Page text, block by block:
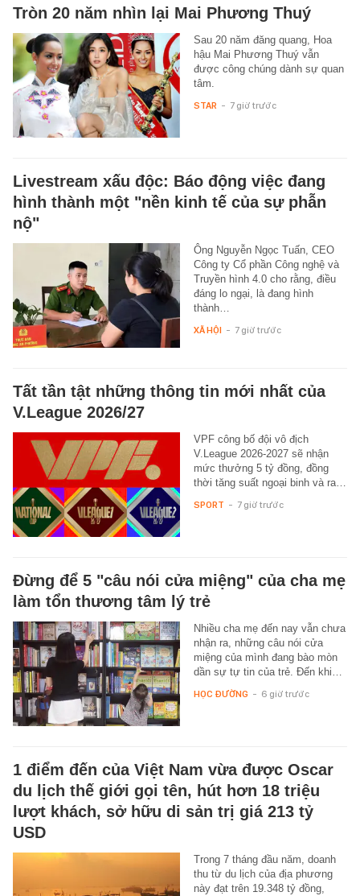
Tròn 20 năm nhìn lại Mai Phương Thuý
Sau 20 năm đăng quang, Hoa
hậu Mai Phương Thuý vẫn
được công chúng dành sự quan
tâm.
STAR - 7 giờ trước
Livestream xấu độc: Báo động việc đang
hình thành một "nền kinh tế của sự phẫn
nộ"
Ông Nguyễn Ngọc Tuấn, CEO
Công ty Cổ phần Công nghệ và
Truyền hình 4.0 cho rằng, điều
đáng lo ngại, là đang hình
thành…
XÃ HỘI - 7 giờ trước
Tất tần tật những thông tin mới nhất của
V.League 2026/27
VPF công bố đội vô địch
V.League 2026-2027 sẽ nhận
mức thưởng 5 tỷ đồng, đồng
thời tăng suất ngoại binh và ra…
SPORT - 7 giờ trước
Đừng để 5 "câu nói cửa miệng" của cha mẹ
làm tổn thương tâm lý trẻ
Nhiều cha mẹ đến nay vẫn chưa
nhận ra, những câu nói cửa
miệng của mình đang bào mòn
dần sự tự tin của trẻ. Đến khi…
HỌC ĐƯỜNG - 6 giờ trước
1 điểm đến của Việt Nam vừa được Oscar
du lịch thế giới gọi tên, hút hơn 18 triệu
lượt khách, sở hữu di sản trị giá 213 tỷ
USD
Trong 7 tháng đầu năm, doanh
thu từ du lịch của địa phương
này đạt trên 19.348 tỷ đồng,